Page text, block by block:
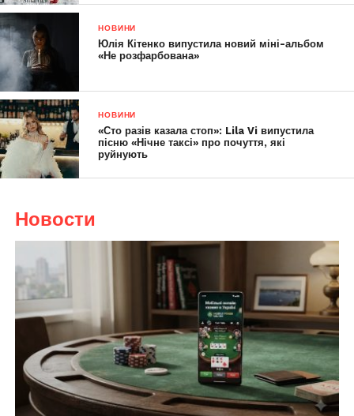
НОВИНИ
Юлія Кітенко випустила новий міні-альбом
«Не розфарбована»
НОВИНИ
«Сто разів казала стоп»: Lila Vi випустила
пісню «Нічне таксі» про почуття, які
руйнують
Новости